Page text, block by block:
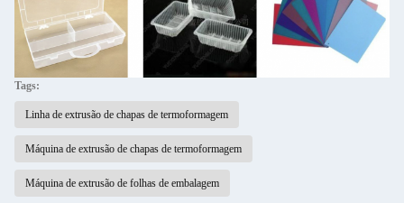
Tags:
Linha de extrusão de chapas de termoformagem
Máquina de extrusão de chapas de termoformagem
Máquina de extrusão de folhas de embalagem